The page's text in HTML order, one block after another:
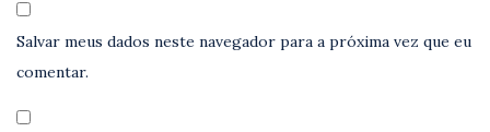
Salvar meus dados neste navegador para a próxima vez que eu
comentar.